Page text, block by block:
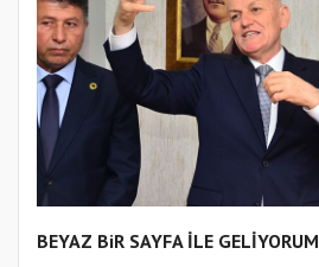
BEYAZ BiR SAYFA İLE GELİYORUM